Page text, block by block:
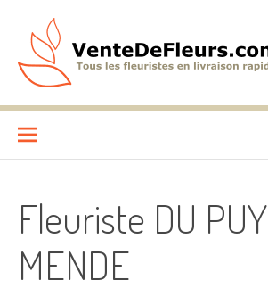
contenu
VenteDeFleurs.com
Fleuriste DU PUY
MENDE